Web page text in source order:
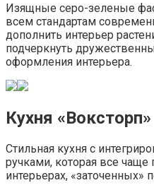
Изящные серо-зеленые
всем стандартам
дополнить интерьер
подчеркнуть
оформления интерьера.
Кухня «Воксторп»
Стильная кухня с
ручками, которая все
интерьерах, «заточенных»